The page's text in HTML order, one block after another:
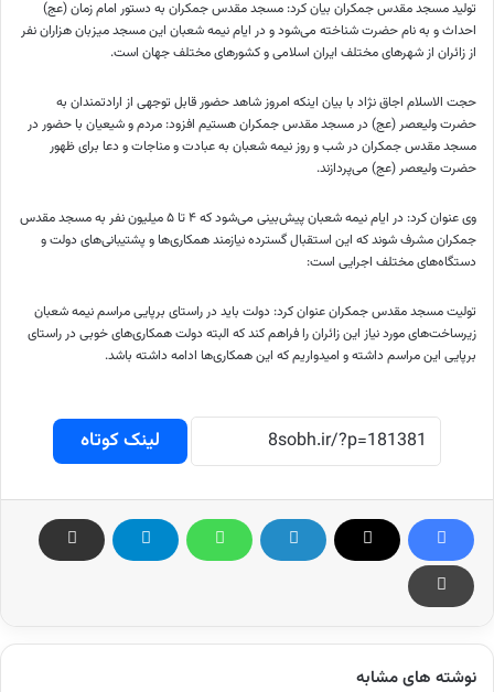
تولید مسجد مقدس جمکران بیان کرد: مسجد مقدس جمکران به دستور امام زمان (عج)
احداث و به نام حضرت شناخته می‌شود و در ایام نیمه شعبان این مسجد میزبان هزاران نفر
از زائران از شهرهای مختلف ایران اسلامی و کشورهای مختلف جهان است.
حجت الاسلام اجاق نژاد با بیان اینکه امروز شاهد حضور قابل توجهی از ارادتمندان به
حضرت ولیعصر (عج) در مسجد مقدس جمکران هستیم افزود: مردم و شیعیان با حضور در
مسجد مقدس جمکران در شب و روز نیمه شعبان به عبادت و مناجات و دعا برای ظهور
حضرت ولیعصر (عج) می‌پردازند.
وی عنوان کرد: در ایام نیمه شعبان پیش‌بینی می‌شود که ۴ تا ۵ میلیون نفر به مسجد مقدس
جمکران مشرف شوند که این استقبال گسترده نیازمند همکاری‌ها و پشتیبانی‌های دولت و
دستگاه‌های مختلف اجرایی است:
تولیت مسجد مقدس جمکران عنوان کرد: دولت باید در راستای برپایی مراسم نیمه شعبان
زیرساخت‌های مورد نیاز این زائران را فراهم کند که البته دولت همکاری‌های خوبی در راستای
برپایی این مراسم داشته و امیدواریم که این همکاری‌ها ادامه داشته باشد.
لینک کوتاه
نوشته های مشابه